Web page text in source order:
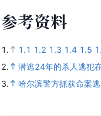
参考资料
1. 1.1 1.2 1.3 1.4 1.5
2.
潜逃24年的杀人逃犯
3.
哈尔滨警方抓获命案